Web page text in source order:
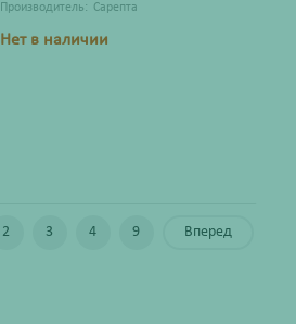
Производитель: Сарепта
Нет в наличии
2 3 4 9 Вперед